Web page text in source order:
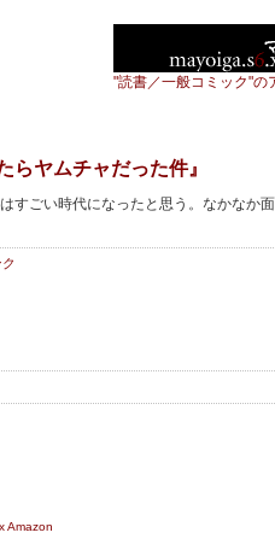
"読書／一般コミック"の
ヤムチャだった件』
すごい時代になったと思う。なかなか
Amazon